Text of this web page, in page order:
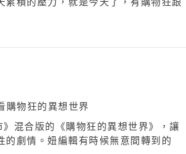
累積的壓力，就是今天了，有購物狂跟
混合版的《購物狂的異想世界》，讓
劇情。妞編輯有時候無意間轉到的